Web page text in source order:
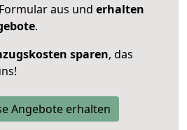
aus und erhalten
.
sparen, das
Angebote erhalten